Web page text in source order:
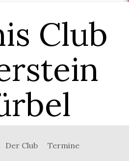
Club
Der Club Termine